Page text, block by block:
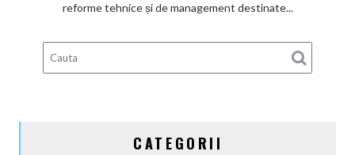
scandalul
celulelor
reforme tehnice și de management destinate...
CATEGORII